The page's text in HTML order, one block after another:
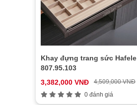
Khay đựng trang sức Hafele
807.95.103
3,382,000 VNĐ
4,509,000 VNĐ
0 đánh giá